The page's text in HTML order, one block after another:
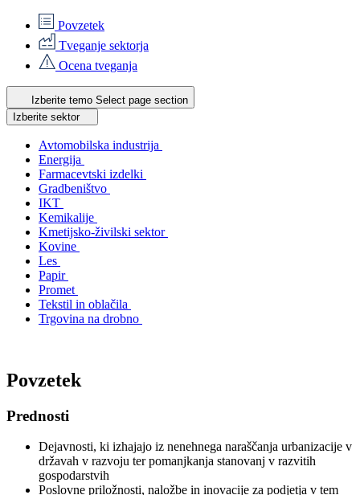
Povzetek
Tveganje sektorja
Ocena tveganja
Izberite temo Select page section
Izberite sektor
Avtomobilska industrija
Energija
Farmacevtski izdelki
Gradbeništvo
IKT
Kemikalije
Kmetijsko-živilski sektor
Kovine
Les
Papir
Promet
Tekstil in oblačila
Trgovina na drobno
Povzetek
Prednosti
Dejavnosti, ki izhajajo iz nenehnega naraščanja urbanizacije v
državah v razvoju ter pomanjkanja stanovanj v razvitih
gospodarstvih
Poslovne priložnosti, naložbe in inovacije za podjetja v tem